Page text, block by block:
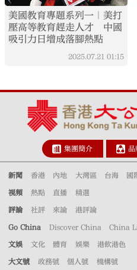
美國教育專題系列一｜美打
壓高等教育趕走人才 中國
吸引力日增成落腳熱點
2025.07.21 01:15
集團簡介 品
新聞 香港 內地 大灣區 台海 國
視頻 熱點 直播 精選
評論 社評 來論 港評論
Go China Discover China China
文娛 文化 體育 娛樂 港飲港色
大文號 政務號 個人號 機構號